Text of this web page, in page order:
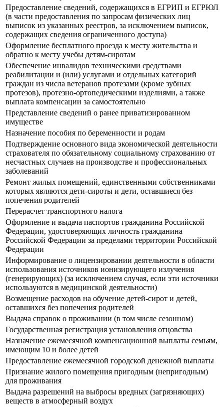
Предоставление сведений, содержащихся в ЕГРИП и ЕГРЮЛ
(в части предоставления по запросам физических лиц
выписок из указанных реестров, за исключением выписок,
содержащих сведения ограниченного доступа)
Оформление бесплатного проезда к месту жительства и
обратно к месту учебы детям-сиротам
Обеспечение инвалидов техническими средствами
реабилитации и (или) услугами и отдельных категорий
граждан из числа ветеранов протезами (кроме зубных
протезов), протезно-ортопедическими изделиями, а также
выплата компенсации за самостоятельно
Представление сведений о ранее приватизированном
имуществе
Назначение пособия по беременности и родам
Подтверждение основного вида экономической деятельности
страхователя по обязательному социальному страхованию от
несчастных случаев на производстве и профессиональных
заболеваний
Ремонт жилых помещений, единственными собственниками
которых являются дети-сироты и дети, оставшиеся без
попечения родителей
Перерасчет транспортного налога
Оформление и выдача паспортов гражданина Российской
Федерации, удостоверяющих личность гражданина
Российской Федерации за пределами территории Российской
Федерации
Информирование о лицензировании деятельности в области
использования источников ионизирующего излучения
(генерирующих) (за исключением случая, если эти источники
используются в медицинской деятельности)
Возмещение расходов на обучение детей-сирот и детей,
оставшихся без попечения родителей
Выдача справок о проживании (в том числе сезонном)
Государственная регистрация установления отцовства
Назначение ежемесячной компенсационной выплаты семьям,
имеющим 10 и более детей
Предоставление ежемесячной городской денежной выплаты
Признание жилого помещения пригодным (непригодным)
для проживания
Выдача разрешений на выбросы вредных (загрязняющих)
веществ в атмосферный воздух